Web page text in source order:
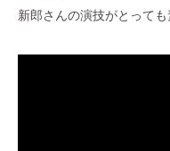
新郎さんの演技がとっても